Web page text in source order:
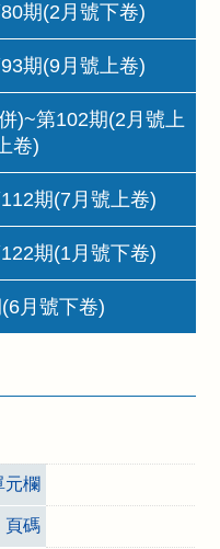
期(2月號下卷)
期(9月號上卷)
)~第102期(2月號上
卷)
期(7月號上卷)
期(1月號下卷)
月號下卷)
元欄
頁碼